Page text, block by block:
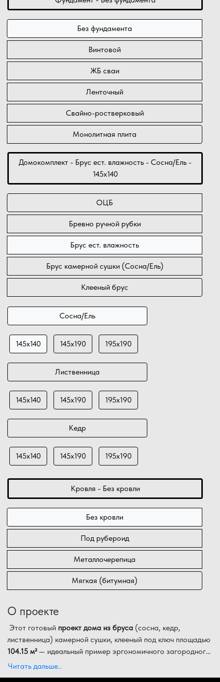
Без фундамента
Винтовой
ЖБ сваи
Ленточный
Свайно-ростверковый
Монолитная плита
Домокомплект - Брус ест. влажность - Сосна/Ель -
145х140
ОЦБ
Бревно ручной рубки
Брус ест. влажность
Брус камерной сушки (Сосна/Ель)
Клееный брус
Сосна/Ель
145х140 145х190 195х190
Лиственница
145х140 145х190 195х190
Кедр
145х140 145х190 195х190
Кровля - Без кровли
Без кровли
Под рубероид
Металлочерепица
Мягкая (битумная)
О проекте
Этот готовый проект дома из бруса (сосна, кедр,
лиственница) камерной сушки, клееный под ключ площадью
104.15 м²— идеальный пример эргономичного загородного
жилья в популярной категории
Внутреннее пространство дома в
Читать дальше..